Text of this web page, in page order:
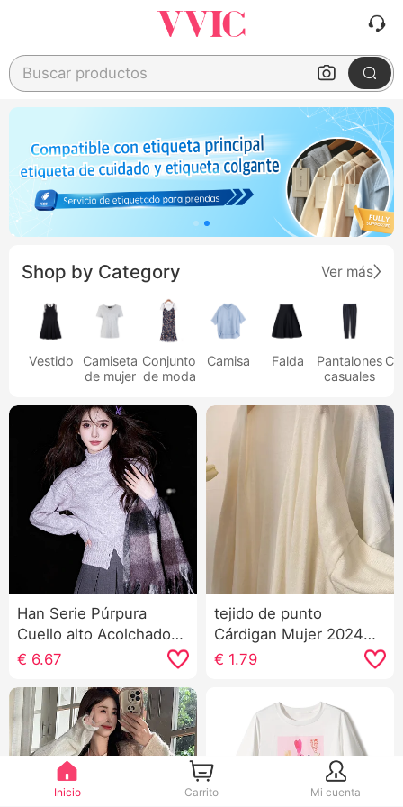
Buscar productos
Shop by Category Ver más
Vestido
Camiseta
de mujer
Conjunto
de moda
Camisa Falda
Pantalones
casuales
Han Serie Púrpura
Cuello alto Acolchado
tejido de punto
Camiseta Interior Mujer
Otoño e invierno Suéter
Interior Partido Diseño
Sentido Suave
Glutinoso Top
€ 6.67
tejido de punto
Cárdigan Mujer 2024
Verano Diseño Sentido
Falda Chal Manga larga
Mujer Corto Top
€ 1.79
Inicio Carrito Mi cuenta